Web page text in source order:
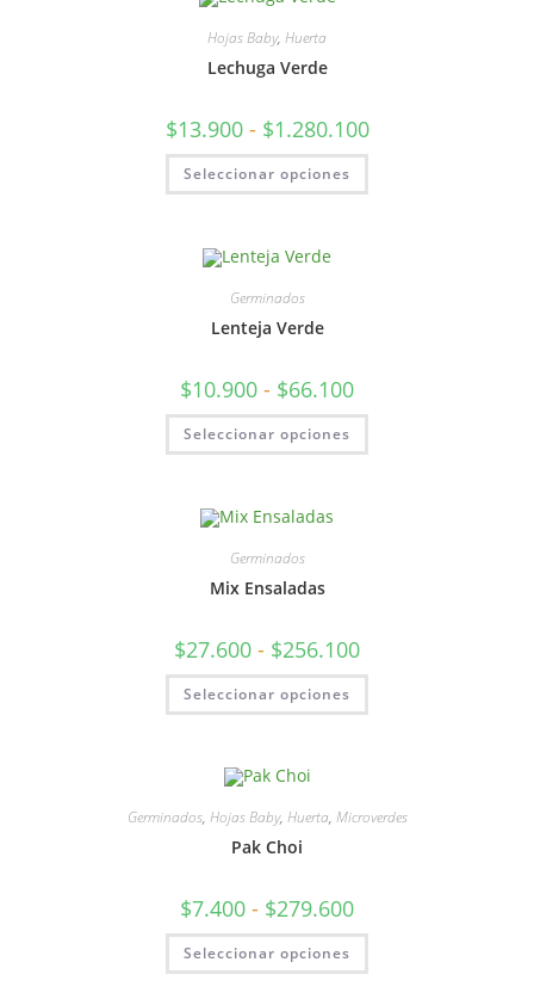
Hojas Baby, Huerta
Lechuga Verde
$13.900 - $1.280.100
Seleccionar opciones
Germinados
Lenteja Verde
$10.900 - $66.100
Seleccionar opciones
Germinados
Mix Ensaladas
$27.600 - $256.100
Seleccionar opciones
Germinados, Hojas Baby, Huerta, Microverdes
Pak Choi
$7.400 - $279.600
Seleccionar opciones